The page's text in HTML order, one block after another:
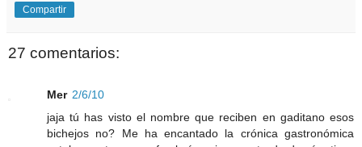
Compartir
27 comentarios:
Mer 2/6/10
jaja tú has visto el nombre que reciben en gaditano esos
bichejos no? Me ha encantado la crónica gastronómica